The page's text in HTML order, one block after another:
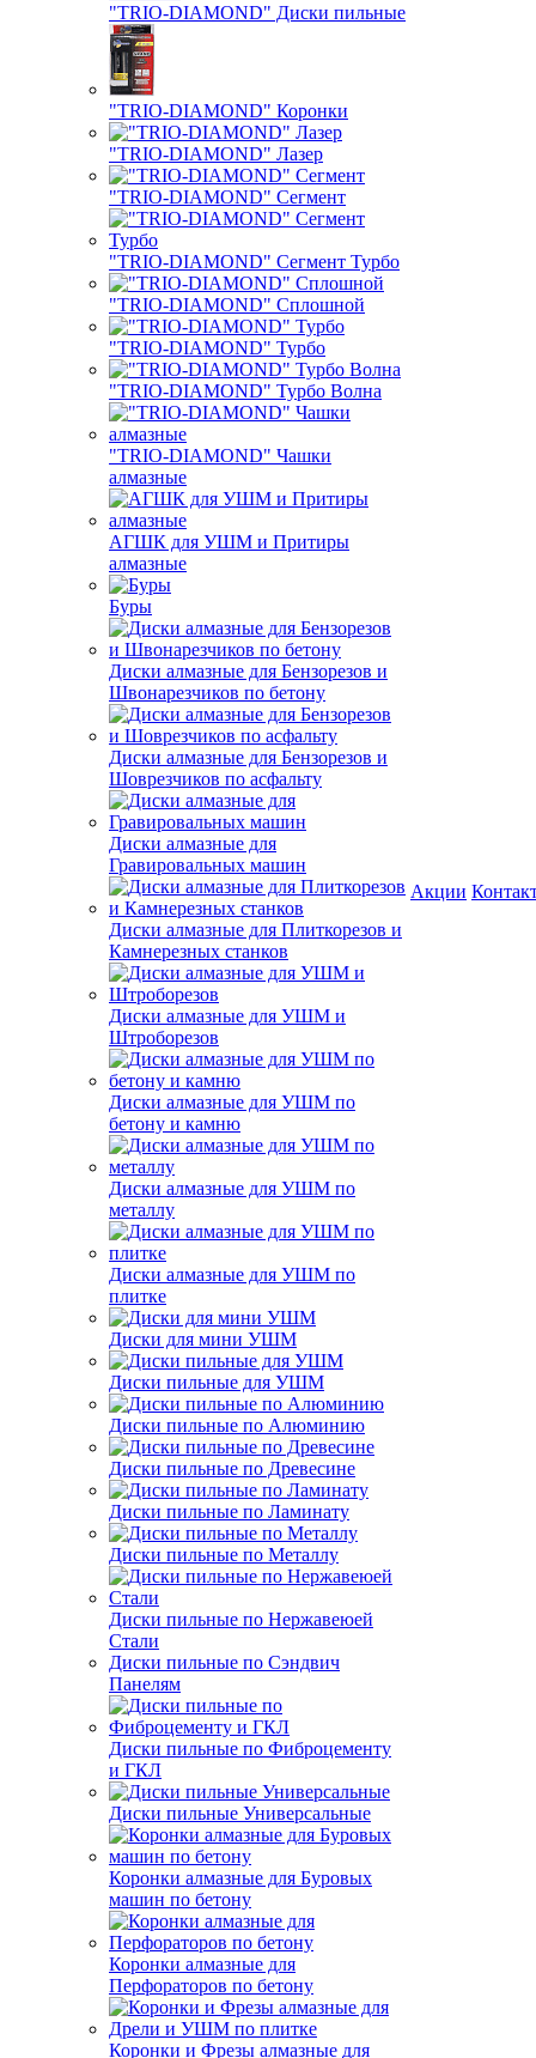
"TRIO-DIAMOND" Диски пильные
"TRIO-DIAMOND" Коронки
"TRIO-DIAMOND" Лазер
"TRIO-DIAMOND" Сегмент
"TRIO-DIAMOND" Сегмент Турбо
"TRIO-DIAMOND" Сплошной
"TRIO-DIAMOND" Турбо
"TRIO-DIAMOND" Турбо Волна
"TRIO-DIAMOND" Чашки
алмазные
АГШК для УШМ и Притиры
алмазные
Буры
Диски алмазные для Бензорезов и
Швонарезчиков по бетону
Диски алмазные для Бензорезов и
Шоврезчиков по асфальту
Диски алмазные для
Гравировальных машин
Диски алмазные для Плиткорезов и
Камнерезных станков
Диски алмазные для УШМ и
Штроборезов
Диски алмазные для УШМ по
бетону и камню
Диски алмазные для УШМ по
металлу
Диски алмазные для УШМ по
плитке
Диски для мини УШМ
Диски пильные для УШМ
Диски пильные по Алюминию
Диски пильные по Древесине
Диски пильные по Ламинату
Диски пильные по Металлу
Диски пильные по Нержавеюей
Стали
Диски пильные по Сэндвич
Панелям
Диски пильные по Фиброцементу
и ГКЛ
Диски пильные Универсальные
Коронки алмазные для Буровых
машин по бетону
Коронки алмазные для
Перфораторов по бетону
Коронки и Фрезы алмазные для
Акции